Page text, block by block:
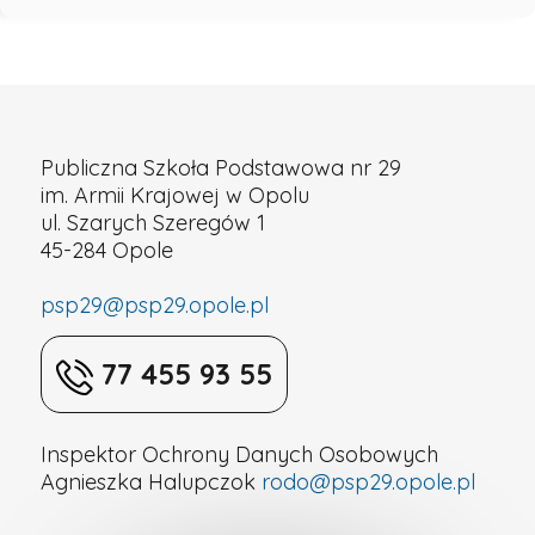
Publiczna Szkoła Podstawowa nr 29
im. Armii Krajowej w Opolu
ul. Szarych Szeregów 1
45-284 Opole
psp29@psp29.opole.pl
77 455 93 55
Inspektor Ochrony Danych Osobowych
Agnieszka Halupczok rodo@psp29.opole.pl